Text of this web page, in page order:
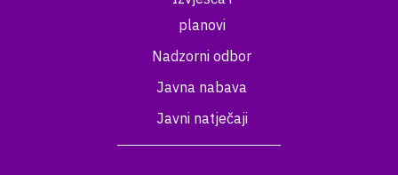
planovi
Nadzorni odbor
Javna nabava
Javni natječaji